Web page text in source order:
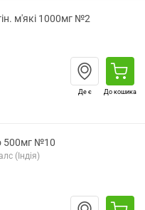
м'які 1000мг №2
Де є До кошика
500мг №10
(Індія)